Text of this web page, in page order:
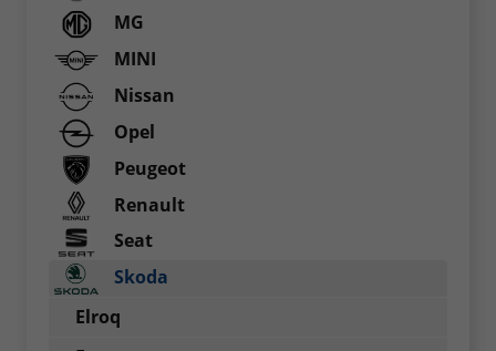
MG
MINI
Nissan
Opel
Peugeot
Renault
Seat
Skoda
Elroq